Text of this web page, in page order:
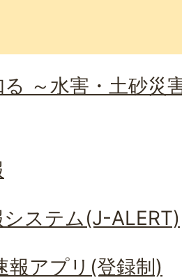
～水害・土砂災
ステム(J-ALERT)
報アプリ(登録制)